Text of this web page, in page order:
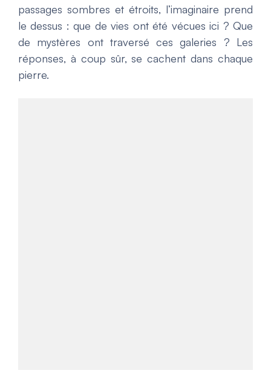
passages sombres et étroits, l’imaginaire prend
le dessus : que de vies ont été vécues ici ? Que
de mystères ont traversé ces galeries ? Les
réponses, à coup sûr, se cachent dans chaque
pierre.